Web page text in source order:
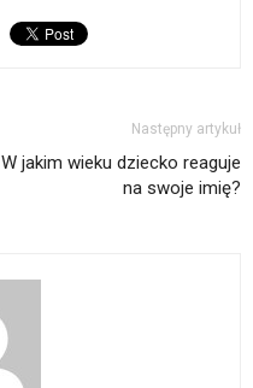
Następny artykuł
W jakim wieku dziecko reaguje
na swoje imię?